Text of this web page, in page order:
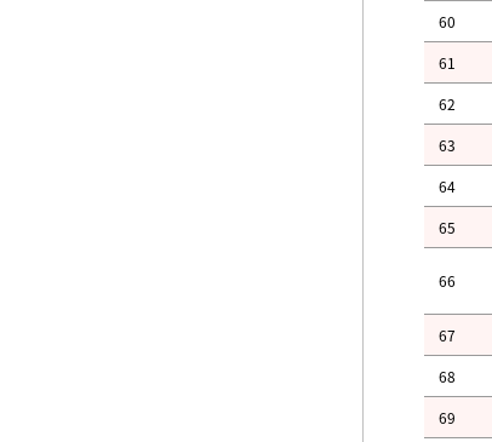
60
61
62
63
64
65
66
67
68
69